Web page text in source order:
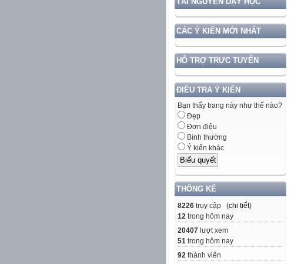
CÁC Ý KIẾN MỚI NHẤT
HỖ TRỢ TRỰC TUYẾN
ĐIỀU TRA Ý KIẾN
Bạn thấy trang này như thế nào?
Đẹp
Đơn điệu
Bình thường
Ý kiến khác
THỐNG KÊ
8226 truy cập (chi tiết)
12 trong hôm nay
20407 lượt xem
51 trong hôm nay
92 thành viên